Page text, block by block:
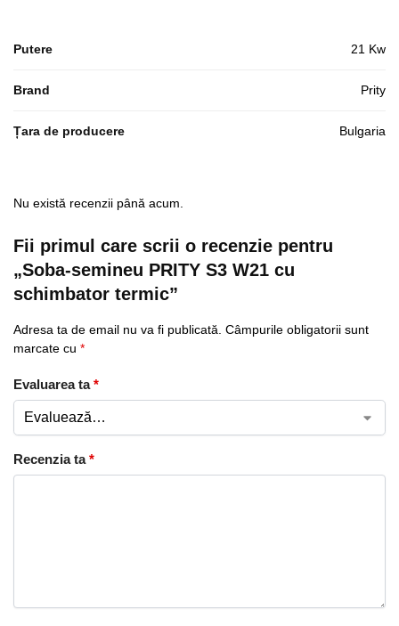
Putere 21 Kw
Brand Prity
Țara de producere Bulgaria
Nu există recenzii până acum.
Fii primul care scrii o recenzie pentru
„Soba-semineu PRITY S3 W21 cu
schimbator termic”
Adresa ta de email nu va fi publicată. Câmpurile obligatorii sunt
marcate cu *
Evaluarea ta*
Recenzia ta*